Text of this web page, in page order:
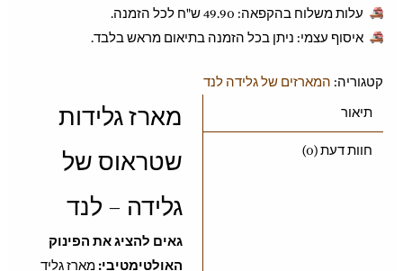
עלות משלוח בהקפאה: ‎49.90 ש"ח לכל הזמנה.
איסוף עצמי: ניתן בכל הזמנה בתיאום מראש בלבד.
קטגוריה: המארזים של גלידה לנד
תיאור
חוות דעת (0)
מארז גלידות
שטראוס של
גלידה – לנד
גאים להציג את הפינוק
האולטימטיבי: מארז גליד